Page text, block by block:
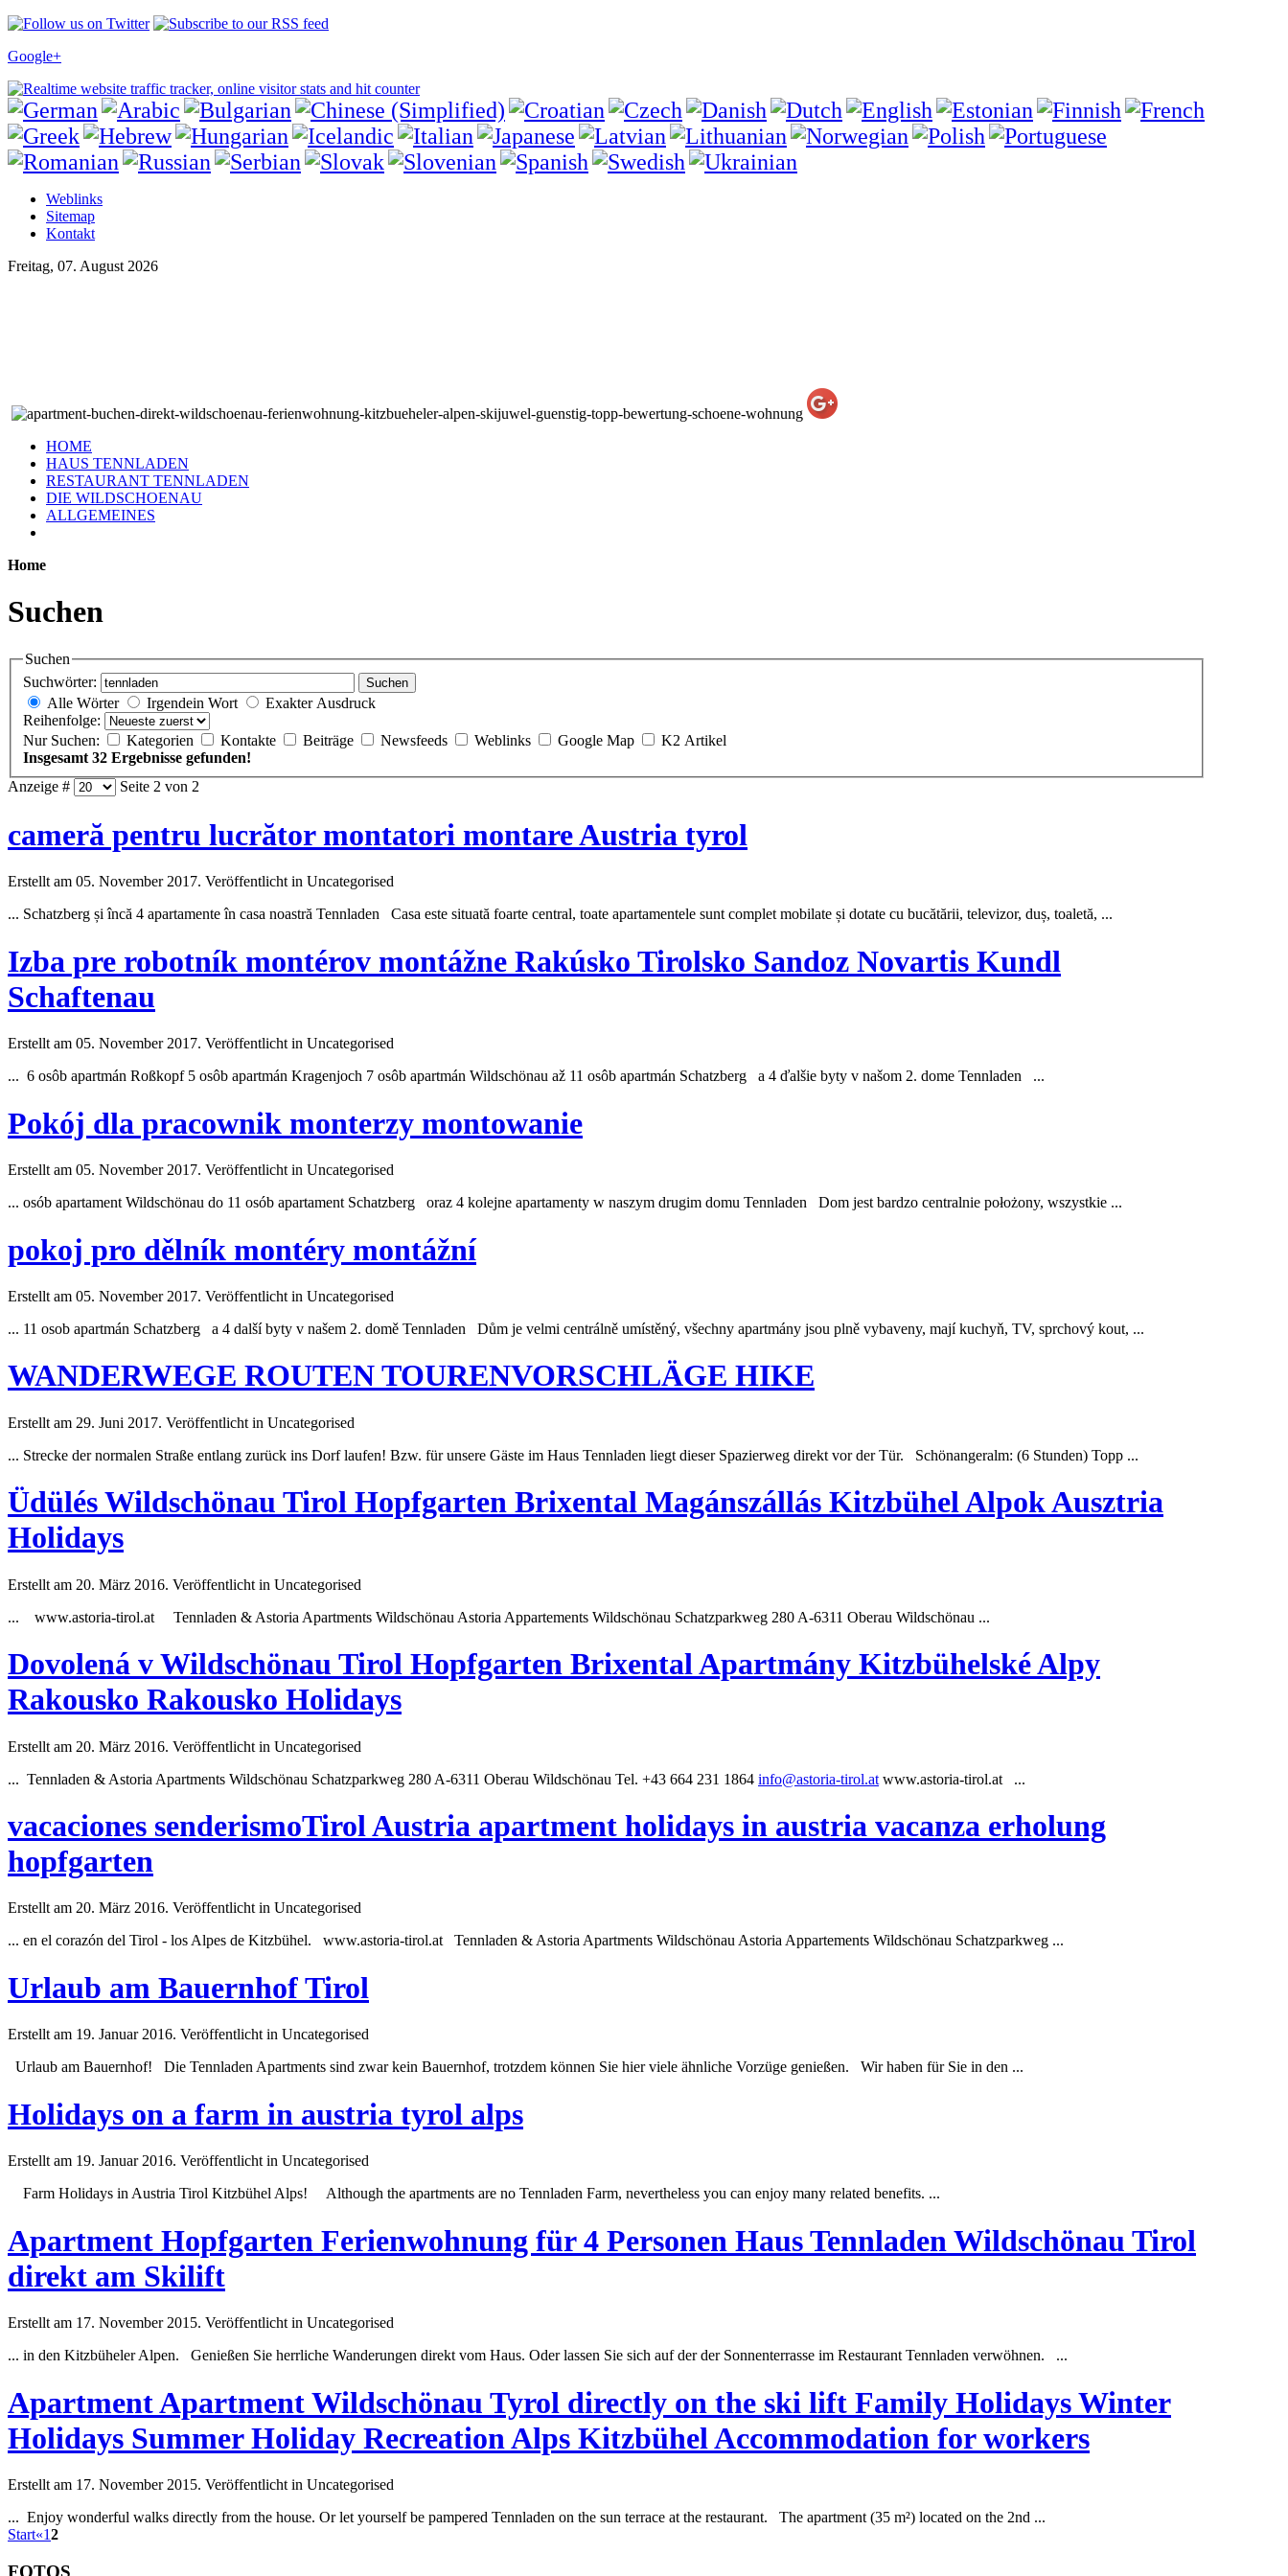
Google+
Weblinks
Sitemap
Kontakt
Freitag, 07. August 2026
HOME
HAUS TENNLADEN
RESTAURANT TENNLADEN
DIE WILDSCHOENAU
ALLGEMEINES
Home
Suchen
Suchen
Suchwörter:
Suchen
Alle Wörter Irgendein Wort
Exakter Ausdruck
Reihenfolge:
Nur Suchen:
Kategorien Kontakte Beiträge Newsfeeds Weblinks Google Map
K2 Artikel
Insgesamt 32 Ergebnisse gefunden!
Anzeige #
Seite 2 von 2
cameră pentru lucrător montatori montare Austria tyrol
Erstellt am 05. November 2017. Veröffentlicht in Uncategorised
... Schatzberg și încă 4 apartamente în casa noastră Tennladen Casa este situată foarte central, toate apartamentele sunt complet mobilate și dotate cu bucătării, televizor, duș, toaletă, ...
Izba pre robotník montérov montážne Rakúsko Tirolsko Sandoz Novartis Kundl
Schaftenau
Erstellt am 05. November 2017. Veröffentlicht in Uncategorised
... 6 osôb apartmán Roßkopf 5 osôb apartmán Kragenjoch 7 osôb apartmán Wildschönau až 11 osôb apartmán Schatzberg a 4 ďalšie byty v našom 2. dome Tennladen ...
Pokój dla pracownik monterzy montowanie
Erstellt am 05. November 2017. Veröffentlicht in Uncategorised
... osób apartament Wildschönau do 11 osób apartament Schatzberg oraz 4 kolejne apartamenty w naszym drugim domu Tennladen Dom jest bardzo centralnie położony, wszystkie ...
pokoj pro dělník montéry montážní
Erstellt am 05. November 2017. Veröffentlicht in Uncategorised
... 11 osob apartmán Schatzberg a 4 další byty v našem 2. domě Tennladen Dům je velmi centrálně umístěný, všechny apartmány jsou plně vybaveny, mají kuchyň, TV, sprchový kout, ...
WANDERWEGE ROUTEN TOURENVORSCHLÄGE HIKE
Erstellt am 29. Juni 2017. Veröffentlicht in Uncategorised
... Strecke der normalen Straße entlang zurück ins Dorf laufen! Bzw. für unsere Gäste im Haus Tennladen liegt dieser Spazierweg direkt vor der Tür. Schönangeralm: (6 Stunden) Topp ...
Üdülés Wildschönau Tirol Hopfgarten Brixental Magánszállás Kitzbühel Alpok Ausztria
Holidays
Erstellt am 20. März 2016. Veröffentlicht in Uncategorised
... www.astoria-tirol.at Tennladen & Astoria Apartments Wildschönau Astoria Appartements Wildschönau Schatzparkweg 280 A-6311 Oberau Wildschönau ...
Dovolená v Wildschönau Tirol Hopfgarten Brixental Apartmány Kitzbühelské Alpy
Rakousko Rakousko Holidays
Erstellt am 20. März 2016. Veröffentlicht in Uncategorised
... Tennladen & Astoria Apartments Wildschönau Schatzparkweg 280 A-6311 Oberau Wildschönau Tel. +43 664 231 1864 info@astoria-tirol.at www.astoria-tirol.at ...
vacaciones senderismoTirol Austria apartment holidays in austria vacanza erholung
hopfgarten
Erstellt am 20. März 2016. Veröffentlicht in Uncategorised
... en el corazón del Tirol - los Alpes de Kitzbühel. www.astoria-tirol.at Tennladen & Astoria Apartments Wildschönau Astoria Appartements Wildschönau Schatzparkweg ...
Urlaub am Bauernhof Tirol
Erstellt am 19. Januar 2016. Veröffentlicht in Uncategorised
Urlaub am Bauernhof! Die Tennladen Apartments sind zwar kein Bauernhof, trotzdem können Sie hier viele ähnliche Vorzüge genießen. Wir haben für Sie in den ...
Holidays on a farm in austria tyrol alps
Erstellt am 19. Januar 2016. Veröffentlicht in Uncategorised
Farm Holidays in Austria Tirol Kitzbühel Alps! Although the apartments are no Tennladen Farm, nevertheless you can enjoy many related benefits. ...
Apartment Hopfgarten Ferienwohnung für 4 Personen Haus Tennladen Wildschönau Tirol
direkt am Skilift
Erstellt am 17. November 2015. Veröffentlicht in Uncategorised
... in den Kitzbüheler Alpen. Genießen Sie herrliche Wanderungen direkt vom Haus. Oder lassen Sie sich auf der der Sonnenterrasse im Restaurant Tennladen verwöhnen. ...
Apartment Apartment Wildschönau Tyrol directly on the ski lift Family Holidays Winter
Holidays Summer Holiday Recreation Alps Kitzbühel Accommodation for workers
Erstellt am 17. November 2015. Veröffentlicht in Uncategorised
... Enjoy wonderful walks directly from the house. Or let yourself be pampered Tennladen on the sun terrace at the restaurant. The apartment (35 m²) located on the 2nd ...
Start«12
FOTOS